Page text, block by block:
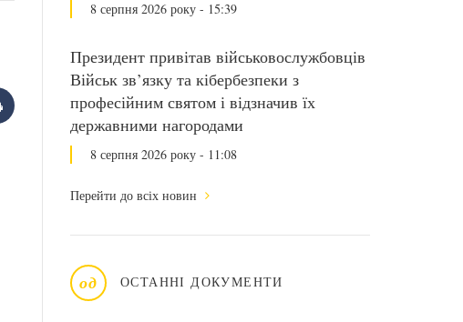
8 серпня 2026 року - 15:39
Президент привітав військовослужбовців
Військ зв’язку та кібербезпеки з
професійним святом і відзначив їх
державними нагородами
8 серпня 2026 року - 11:08
Перейти до всіх новин
од ОСТАННІ ДОКУМЕНТИ